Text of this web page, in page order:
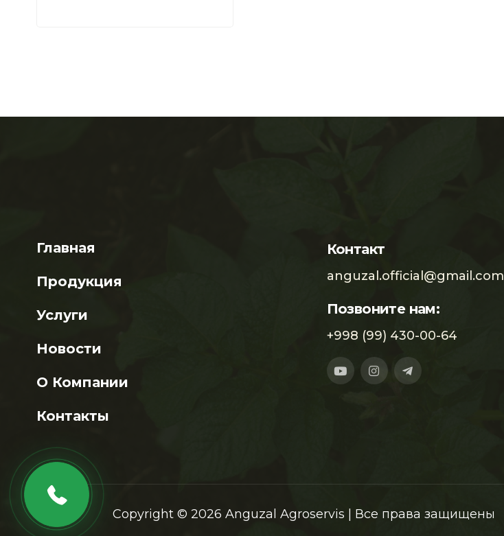
Главная
Продукция
Услуги
Новости
О Компании
Контакты
Контакт
anguzal.official@gmail.com
Позвоните нам:
+998 (99) 430-00-64
Copyright © 2026 Anguzal Agroservis | Все права защищены